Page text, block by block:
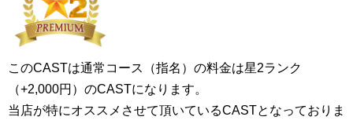
このCASTは通常コース（指名）の料金は星2ランク
（+2,000円）のCASTになります。
当店が特にオススメさせて頂いているCASTとなっておりま